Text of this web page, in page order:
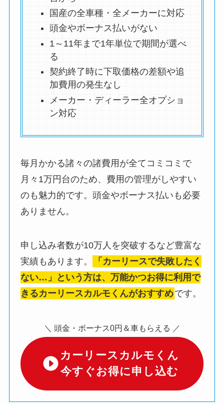
国産の全車種・全メーカーに対応
頭金やボーナス払いがない
1～11年まで1年単位で期間が選べ
る
契約終了時に下取価格の差額や追
加費用の発生なし
メーカー・ディーラー全オプショ
ン対応
毎月かかる諸々の諸費用が全てコミコミで
月々1万円台のため、費用の管理がしやすい
のも魅力的です。頭金やボーナス払いも必要
ありません。
申し込み者数が10万人を突破するなど豊富な
実績もあります。
「カーリースで失敗したく
ない…」という方は、万能かつお得に利用で
きるカーリースカルモくんがおすすめです。
＼ 頭金・ボーナス0円＆車もらえる ／
カーリースカルモくん
今すぐお得に申し込む